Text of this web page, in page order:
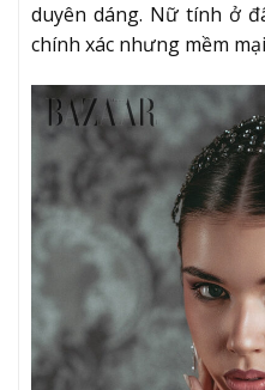
duyên dáng. Nữ tính ở
chính xác nhưng mềm